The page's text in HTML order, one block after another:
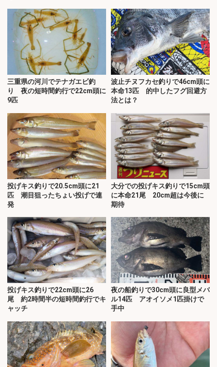
三重県の河川でテナガエビ釣
り 夜の短時間釣行で22cm頭に
9匹
波止チヌフカセ釣りで46cm頭に
本命13匹 的中したフグ回避方
法とは？
投げキス釣りで20.5cm頭に21
匹 潮目狙ったちょい投げで連
発
大分での投げキス釣りで15cm頭
に本命21尾 20cm超は今後に
期待
投げキス釣りで22cm頭に26
尾 約2時間半の短時間釣行でキ
ャッチ
夜の船釣りで30cm頭に良型メバ
ル14匹 アオイソメ1匹掛けで
手中